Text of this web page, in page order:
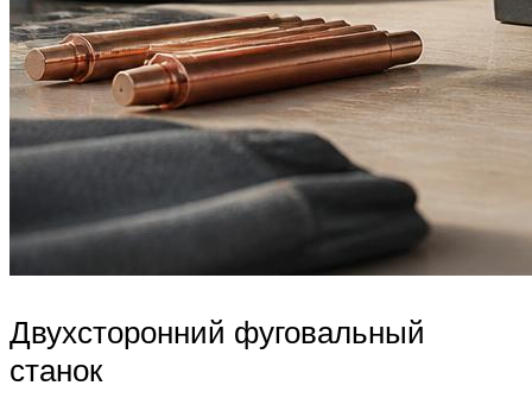
Двухсторонний фуговальный
станок